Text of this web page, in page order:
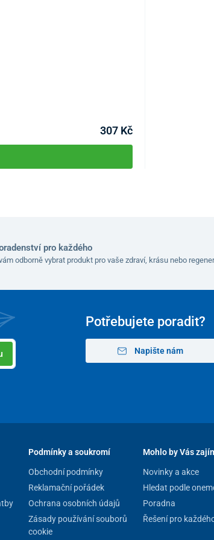
Má
307 Kč
pro každého
odborně vybrat produkt pro vaše zdraví, krásu nebo
Potřebujete poradit?
Napište nám
Podmínky a soukromí
Obchodní podmínky
Reklamační pořádek
Ochrana osobních údajů
Zásady používání souborů
cookie
Mohlo by Vás
Novinky a akce
Hledat podle
Poradna
Řešení pro